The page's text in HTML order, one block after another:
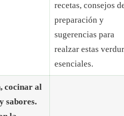
recetas, consejos
preparación y
sugerencias para
realzar estas
esenciales.
cocinar al
sabores.